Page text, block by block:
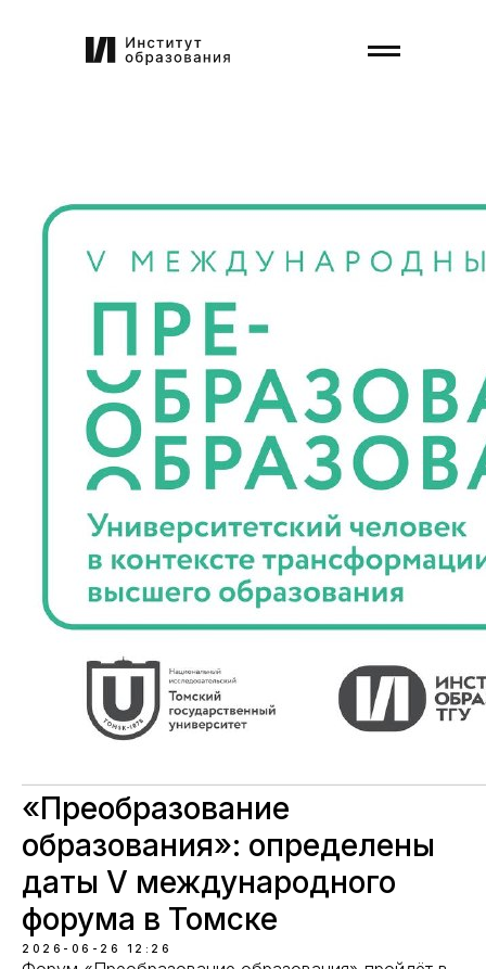
«Преобразование
образования»: определены
даты V международного
форума в Томске
2026-06-26 12:26